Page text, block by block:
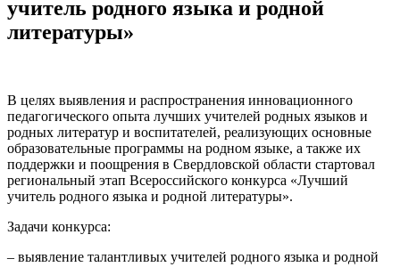
учитель родного языка и родной
литературы»
В целях выявления и распространения инновационного
педагогического опыта лучших учителей родных языков и
родных литератур и воспитателей, реализующих основные
образовательные программы на родном языке, а также их
поддержки и поощрения в Свердловской области стартовал
региональный этап Всероссийского конкурса «Лучший
учитель родного языка и родной литературы».
Задачи конкурса:
– выявление талантливых учителей родного языка и родной